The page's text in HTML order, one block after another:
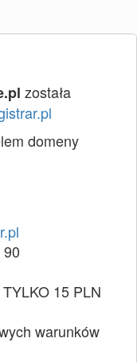
została
domeny
15 PLN
warunków